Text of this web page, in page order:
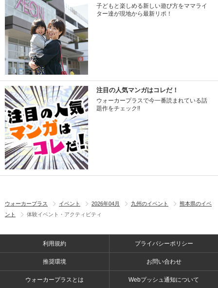
子どもと楽しめる新しい遊び方をママライ
ター達が現地から最新リポ！
注目の人気マンガはコレだ！
ウォーカープラスで今一番読まれている話
題作をチェック!!
ウォーカープラス イベント 2026年04月 九州のイベント
熊本県のイベ
ント
体験イベント・アクティビティ
利用規約 プライバシーポリシー
推奨環境 お問い合わせ
ウォーカープラスとは Webプッシュ通知について